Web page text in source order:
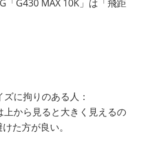
「G430 MAX 10K」は「飛距
に拘りのある人：
上から見ると大きく見えるの
た方が良い。